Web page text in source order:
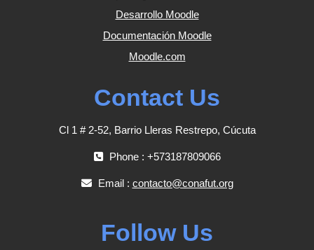
Desarrollo Moodle
Documentación Moodle
Moodle.com
Contact Us
Cl 1 # 2-52, Barrio Lleras Restrepo, Cúcuta
Phone : +573187809066
Email : contacto@conafut.org
Follow Us